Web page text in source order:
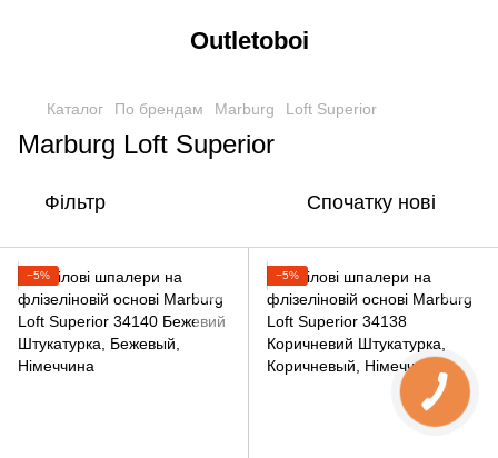
Outletoboi
Каталог По брендам Marburg Loft Superior
Marburg Loft Superior
Фільтр Спочатку нові
−5% −5%